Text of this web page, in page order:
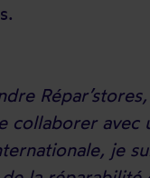
collaborer
je